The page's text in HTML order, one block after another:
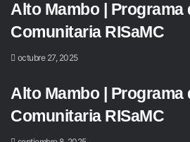
Alto Mambo | Programa
Comunitaria RISaMC
octubre 27, 2025
Alto Mambo | Programa
Comunitaria RISaMC